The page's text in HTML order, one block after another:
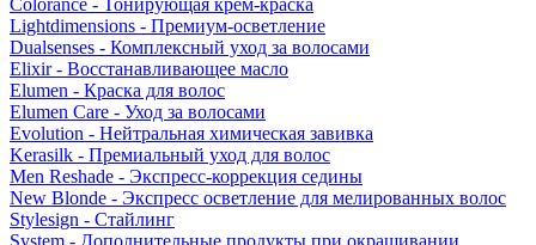
Colorance - Тонирующая крем-краска
Lightdimensions - Премиум-осветление
Dualsenses - Комплексный уход за волосами
Elixir - Восстанавливающее масло
Elumen - Краска для волос
Elumen Care - Уход за волосами
Evolution - Нейтральная химическая завивка
Kerasilk - Премиальный уход для волос
Men Reshade - Экспресс-коррекция седины
New Blonde - Экспресс осветление для мелированных волос
Stylesign - Стайлинг
System - Дополнительные продукты при окрашивании